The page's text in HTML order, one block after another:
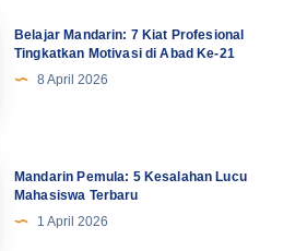
Belajar Mandarin: 7 Kiat Profesional
Tingkatkan Motivasi di Abad Ke-21
8 April 2026
Mandarin Pemula: 5 Kesalahan Lucu
Mahasiswa Terbaru
1 April 2026